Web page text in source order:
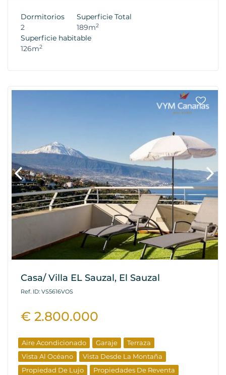
Dormitorios
2
Superficie Total
189m2
Superficie habitable
126m2
Casa/ Villa EL Sauzal, El Sauzal
Ref. ID: VS5616VOS
€ 2.800.000
Aire Acondicionado Garaje
Terraza
Vista Al Océano
Vista Desde La Montaña
Propiedad De Lujo
Propiedades De Reventa